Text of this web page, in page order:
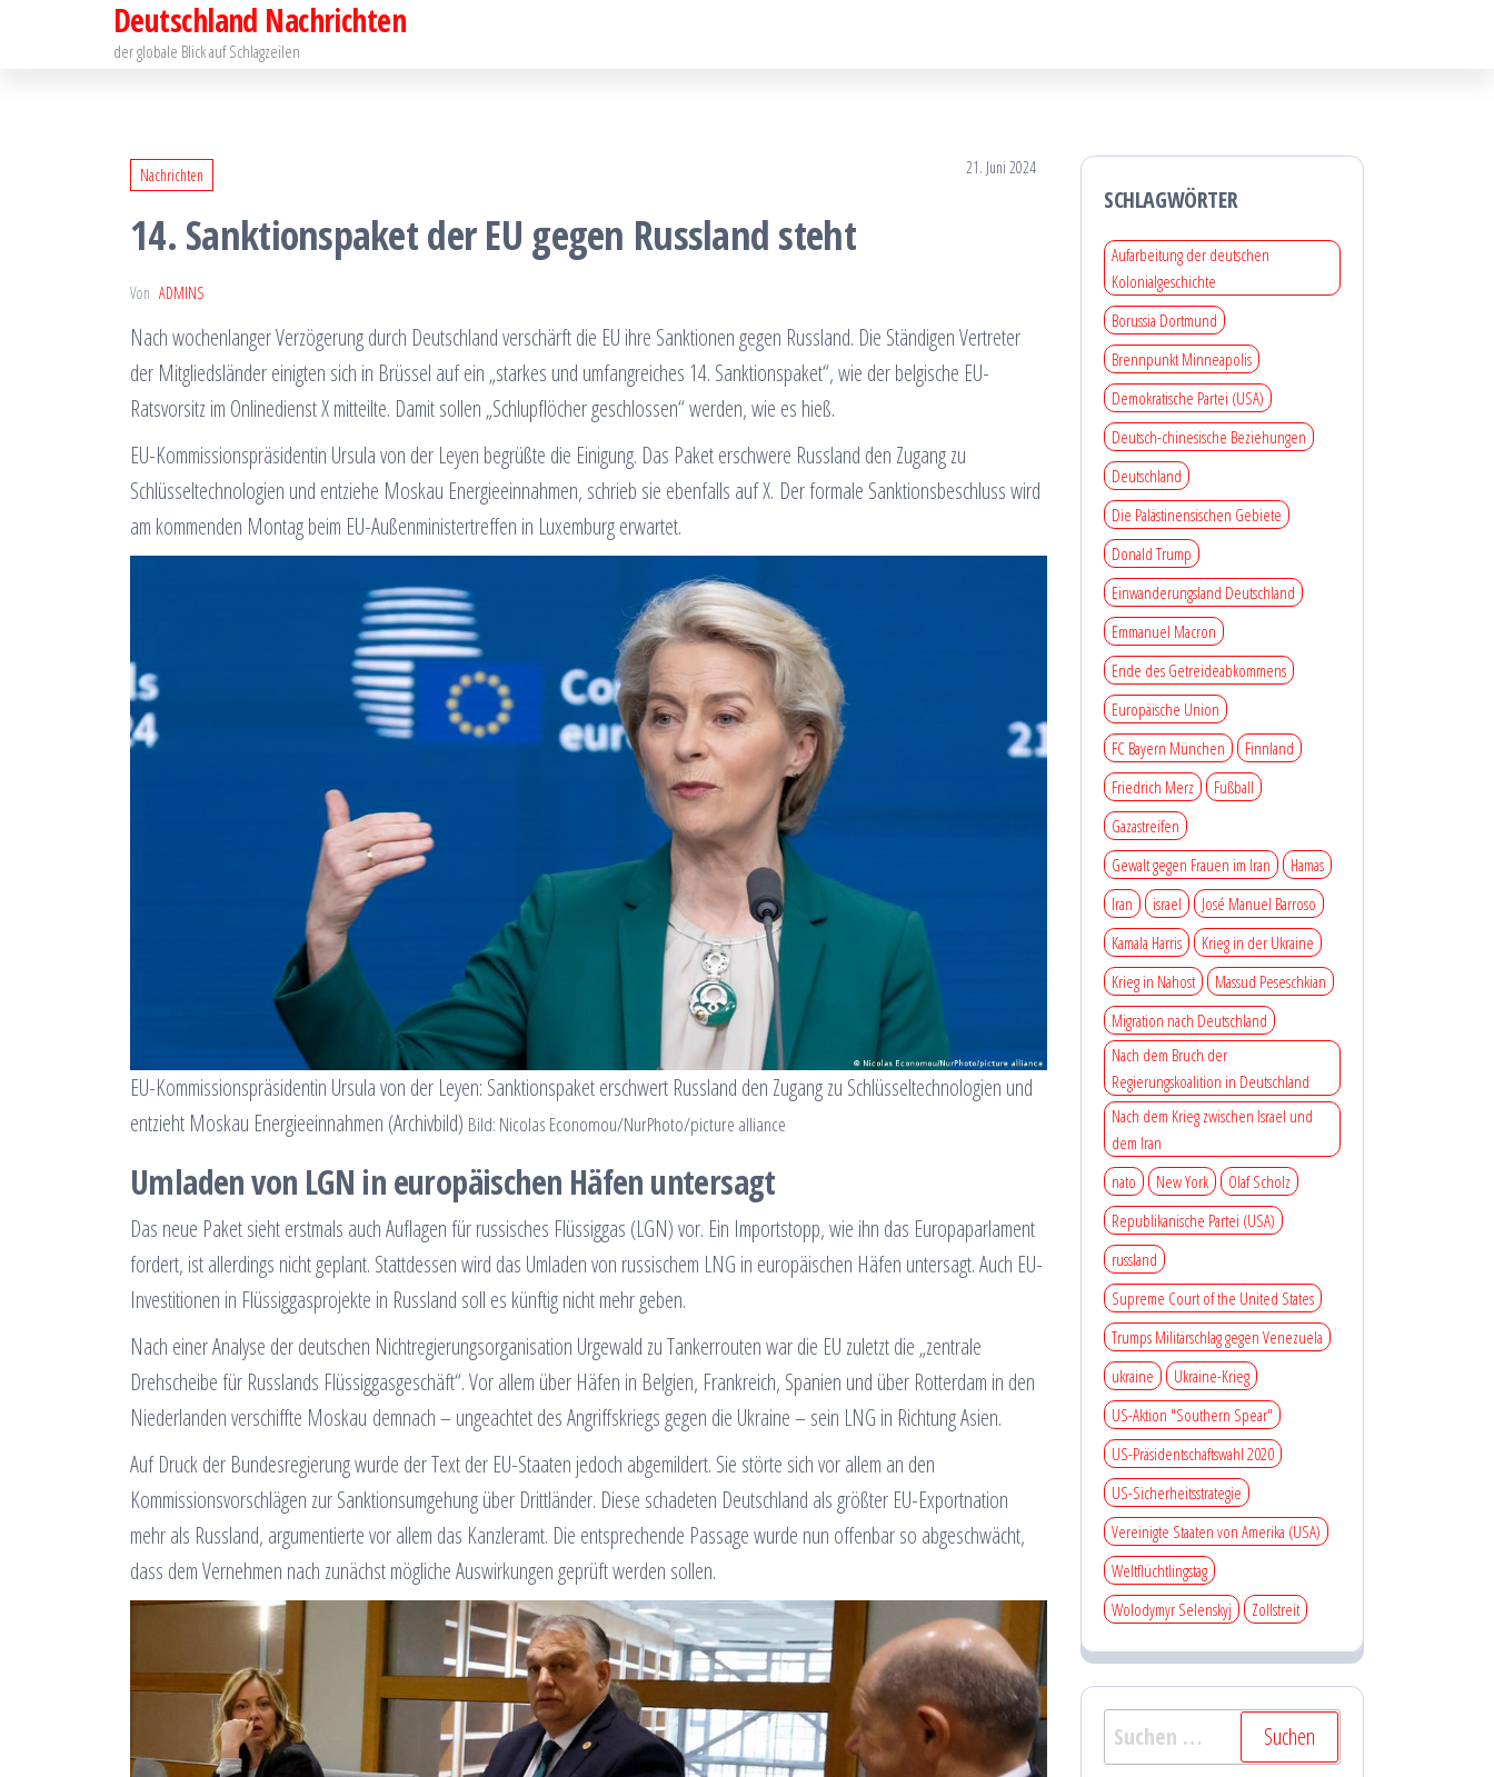
Deutschland Nachrichten
der globale Blick auf Schlagzeilen
Nachrichten 21. Juni 2024
14. Sanktionspaket der EU gegen Russland steht
Von ADMINS
Nach wochenlanger Verzögerung durch Deutschland verschärft die EU ihre Sanktionen gegen Russland. Die Ständigen Vertreter
der Mitgliedsländer einigten sich in Brüssel auf ein „starkes und umfangreiches 14. Sanktionspaket“, wie der belgische EU-
Ratsvorsitz im Onlinedienst X mitteilte. Damit sollen „Schlupflöcher geschlossen“ werden, wie es hieß.
EU-Kommissionspräsidentin Ursula von der Leyen begrüßte die Einigung. Das Paket erschwere Russland den Zugang zu
Schlüsseltechnologien und entziehe Moskau Energieeinnahmen, schrieb sie ebenfalls auf X. Der formale Sanktionsbeschluss wird
am kommenden Montag beim EU-Außenministertreffen in Luxemburg erwartet.
EU-Kommissionspräsidentin Ursula von der Leyen: Sanktionspaket erschwert Russland den Zugang zu Schlüsseltechnologien und
entzieht Moskau Energieeinnahmen (Archivbild) Bild: Nicolas Economou/NurPhoto/picture alliance
Umladen von LGN in europäischen Häfen untersagt
Das neue Paket sieht erstmals auch Auflagen für russisches Flüssiggas (LGN) vor. Ein Importstopp, wie ihn das Europaparlament
fordert, ist allerdings nicht geplant. Stattdessen wird das Umladen von russischem LNG in europäischen Häfen untersagt. Auch EU-
Investitionen in Flüssiggasprojekte in Russland soll es künftig nicht mehr geben.
Nach einer Analyse der deutschen Nichtregierungsorganisation Urgewald zu Tankerrouten war die EU zuletzt die „zentrale
Drehscheibe für Russlands Flüssiggasgeschäft“. Vor allem über Häfen in Belgien, Frankreich, Spanien und über Rotterdam in den
Niederlanden verschiffte Moskau demnach – ungeachtet des Angriffskriegs gegen die Ukraine – sein LNG in Richtung Asien.
Auf Druck der Bundesregierung wurde der Text der EU-Staaten jedoch abgemildert. Sie störte sich vor allem an den
Kommissionsvorschlägen zur Sanktionsumgehung über Drittländer. Diese schadeten Deutschland als größter EU-Exportnation
mehr als Russland, argumentierte vor allem das Kanzleramt. Die entsprechende Passage wurde nun offenbar so abgeschwächt,
dass dem Vernehmen nach zunächst mögliche Auswirkungen geprüft werden sollen.
SCHLAGWÖRTER
Aufarbeitung der deutschen
Kolonialgeschichte
Borussia Dortmund
Brennpunkt Minneapolis
Demokratische Partei (USA)
Deutsch-chinesische Beziehungen
Deutschland
Die Palästinensischen Gebiete
Donald Trump
Einwanderungsland Deutschland
Emmanuel Macron
Ende des Getreideabkommens
Europäische Union
FC Bayern München
Finnland
Friedrich Merz
Fußball
Gazastreifen
Gewalt gegen Frauen im Iran
Hamas
Iran
israel
José Manuel Barroso
Kamala Harris
Krieg in der Ukraine
Krieg in Nahost
Massud Peseschkian
Migration nach Deutschland
Nach dem Bruch der
Regierungskoalition in Deutschland
Nach dem Krieg zwischen Israel und
dem Iran
nato
New York
Olaf Scholz
Republikanische Partei (USA)
russland
Supreme Court of the United States
Trumps Militärschlag gegen Venezuela
ukraine
Ukraine-Krieg
US-Aktion "Southern Spear"
US-Präsidentschaftswahl 2020
US-Sicherheitsstrategie
Vereinigte Staaten von Amerika (USA)
Weltflüchtlingstag
Wolodymyr Selenskyj
Zollstreit
Suchen
nach: